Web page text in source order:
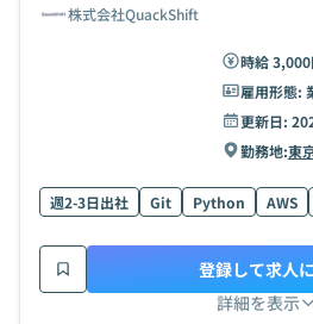
株式会社QuackShift
時給
雇用形態:
更新日:
勤務地:東
週2-3日出社 Git Python AWS
詳細を表示
登録して求人